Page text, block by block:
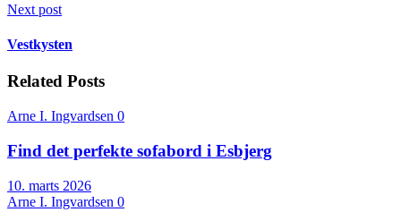
Next post
Vestkysten
Related Posts
Arne I. Ingvardsen 0
Find det perfekte sofabord i Esbjerg
10. marts 2026
Arne I. Ingvardsen 0